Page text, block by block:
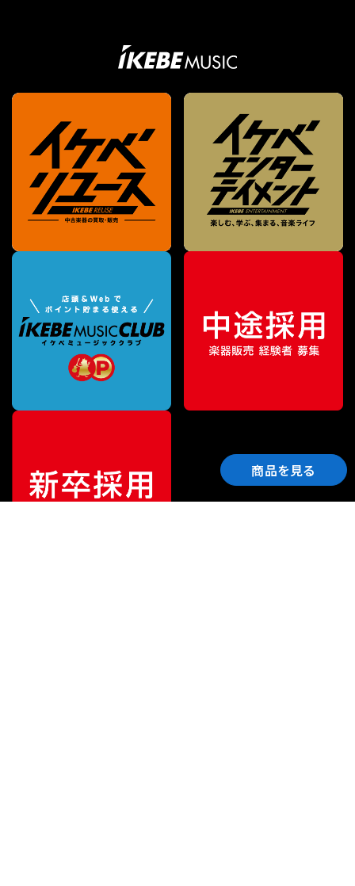
商品を見る